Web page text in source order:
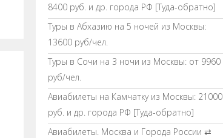
8400 руб. и др. города РФ [Туда-обратно]
Туры в Абхазию на 5 ночей из Москвы:
13600 руб/чел.
Туры в Сочи на 3 ночи из Москвы: от 9960
руб/чел.
Авиабилеты на Камчатку из Москвы: 21000
руб. и др. города РФ [Туда-обратно]
Авиабилеты. Москва и Города России ⇄